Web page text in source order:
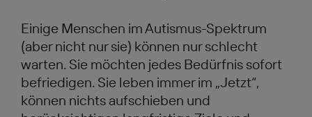
Einige Menschen im Autismus-Spektrum
(aber nicht nur sie) können nur schlecht
warten. Sie möchten jedes Bedürfnis sofort
befriedigen. Sie leben immer im „Jetzt“,
können nichts aufschieben und